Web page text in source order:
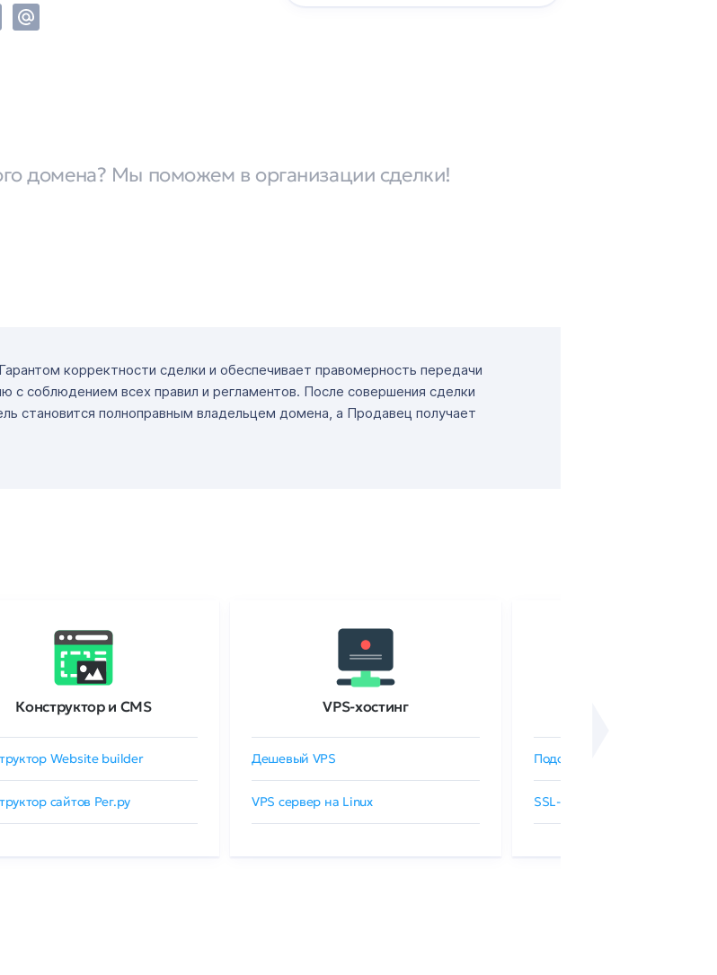
домена? Мы поможем в организации сделки!
корректности сделки и обеспечивает правомерность передачи
с соблюдением всех правил и регламентов. После совершения сделки
становится полноправным владельцем домена, а Продавец получает
Конструктор и CMS
Website builder
сайтов Рег.ру
VPS-хостинг
Дешевый VPS
VPS сервер на Linux
Подобрать SSL-сертификат
SSL-сертификаты GlobalSign